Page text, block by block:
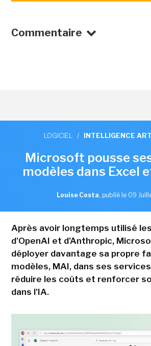
Commentaire
LOGICIEL / INTELLIGENCE
Microsoft pousse
modèles dans Excel
Louise Costa, publié le 09
Après avoir longtemps utilisé
d'OpenAI et d'Anthropic,
déployer davantage sa propre
modèles, MAI, dans ses
réduire les coûts et renforcer
dans l'IA.